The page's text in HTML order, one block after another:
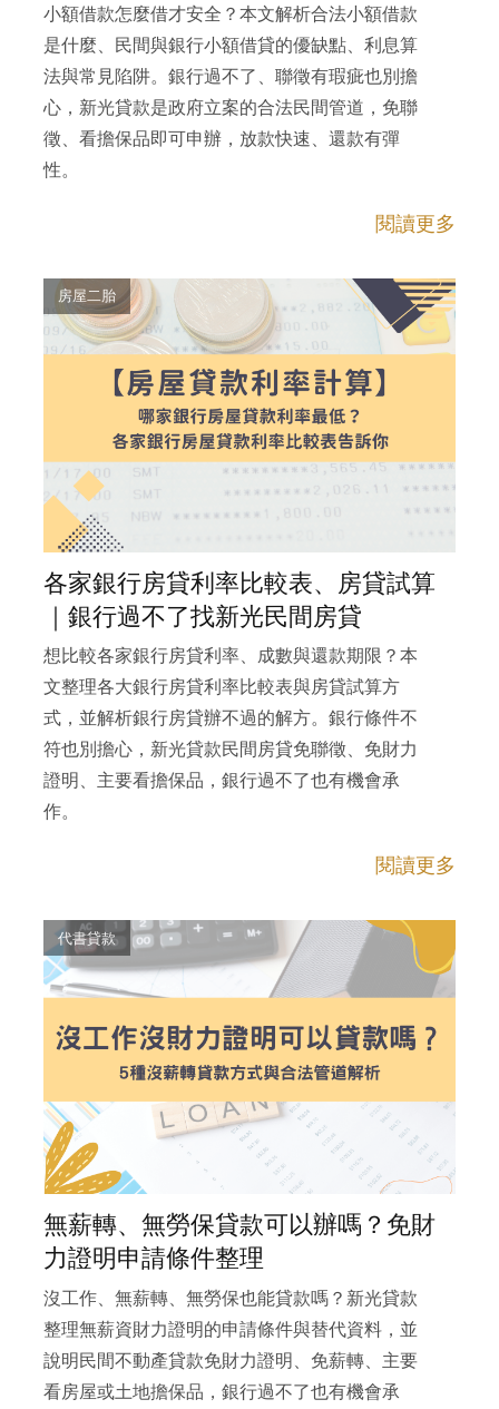
小額借款怎麼借才安全？本文解析合法小額借款
是什麼、民間與銀行小額借貸的優缺點、利息算
法與常見陷阱。銀行過不了、聯徵有瑕疵也別擔
心，新光貸款是政府立案的合法民間管道，免聯
徵、看擔保品即可申辦，放款快速、還款有彈
性。
閱讀更多
房屋二胎
各家銀行房貸利率比較表、房貸試算
｜銀行過不了找新光民間房貸
想比較各家銀行房貸利率、成數與還款期限？本
文整理各大銀行房貸利率比較表與房貸試算方
式，並解析銀行房貸辦不過的解方。銀行條件不
符也別擔心，新光貸款民間房貸免聯徵、免財力
證明、主要看擔保品，銀行過不了也有機會承
作。
閱讀更多
代書貸款
無薪轉、無勞保貸款可以辦嗎？免財
力證明申請條件整理
沒工作、無薪轉、無勞保也能貸款嗎？新光貸款
整理無薪資財力證明的申請條件與替代資料，並
說明民間不動產貸款免財力證明、免薪轉、主要
看房屋或土地擔保品，銀行過不了也有機會承